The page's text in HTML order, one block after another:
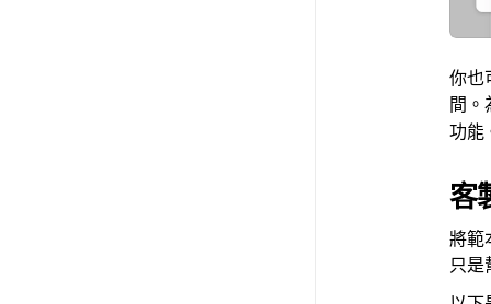
你也
間。
功能
客
將範
只是